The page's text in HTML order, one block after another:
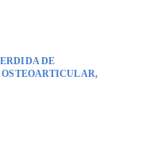
DE
OSTEOARTICULAR,